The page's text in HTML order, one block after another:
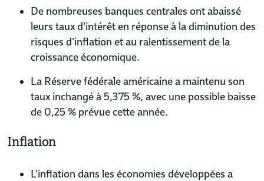
De nombreuses banques centrales ont abaissé
leurs taux d'intérêt en réponse à la diminution des
risques d'inflation et au ralentissement de la
croissance économique.
La Réserve fédérale américaine a maintenu son
taux inchangé à 5,375 %, avec une possible baisse
de 0,25 % prévue cette année.
Inflation
L'inflation dans les économies développées a